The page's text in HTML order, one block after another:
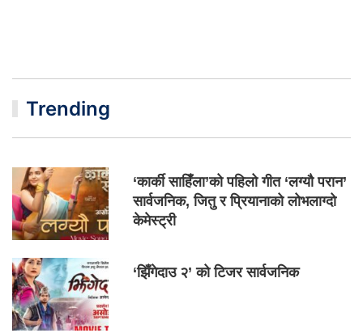
Trending
‘कार्की साहिँला’को पहिलो गीत ‘लग्यौ परान’
सार्वजनिक, जितु र प्रियानाको लोभलाग्दो
केमेस्ट्री
‘झिँगेदाउ २’ को टिजर सार्वजनिक